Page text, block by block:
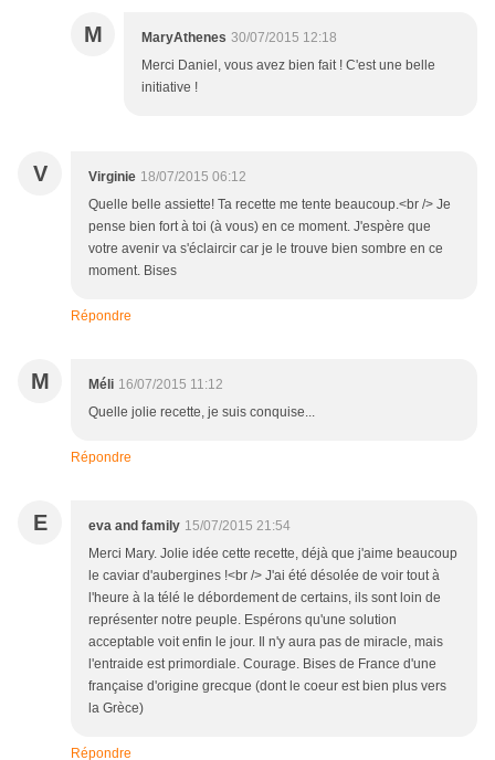
M MaryAthenes 30/07/2015 12:18
Merci Daniel, vous avez bien fait ! C'est une belle
initiative !
V Virginie 18/07/2015 06:12
Quelle belle assiette! Ta recette me tente beaucoup.<br /> Je
pense bien fort à toi (à vous) en ce moment. J'espère que
votre avenir va s'éclaircir car je le trouve bien sombre en ce
moment. Bises
Répondre
M Méli 16/07/2015 11:12
Quelle jolie recette, je suis conquise...
Répondre
E eva and family 15/07/2015 21:54
Merci Mary. Jolie idée cette recette, déjà que j'aime beaucoup
le caviar d'aubergines !<br /> J'ai été désolée de voir tout à
l'heure à la télé le débordement de certains, ils sont loin de
représenter notre peuple. Espérons qu'une solution
acceptable voit enfin le jour. Il n'y aura pas de miracle, mais
l'entraide est primordiale. Courage. Bises de France d'une
française d'origine grecque (dont le coeur est bien plus vers
la Grèce)
Répondre